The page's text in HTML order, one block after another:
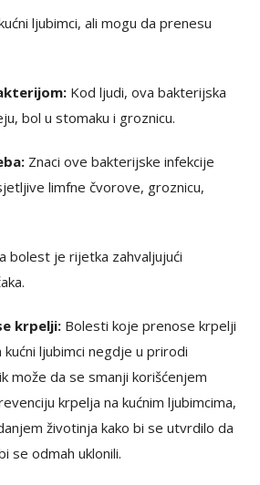
ljubimci, ali mogu da prenesu
Kod ljudi, ova bakterijska
bol u stomaku i groznicu.
Znaci ove bakterijske infekcije
limfne čvorove, groznicu,
bolest je rijetka zahvaljujući
krpelji: Bolesti koje prenose krpelji
ljubimci negdje u prirodi
može da se smanji korišćenjem
krpelja na kućnim ljubimcima,
životinja kako bi se utvrdilo da
se odmah uklonili.